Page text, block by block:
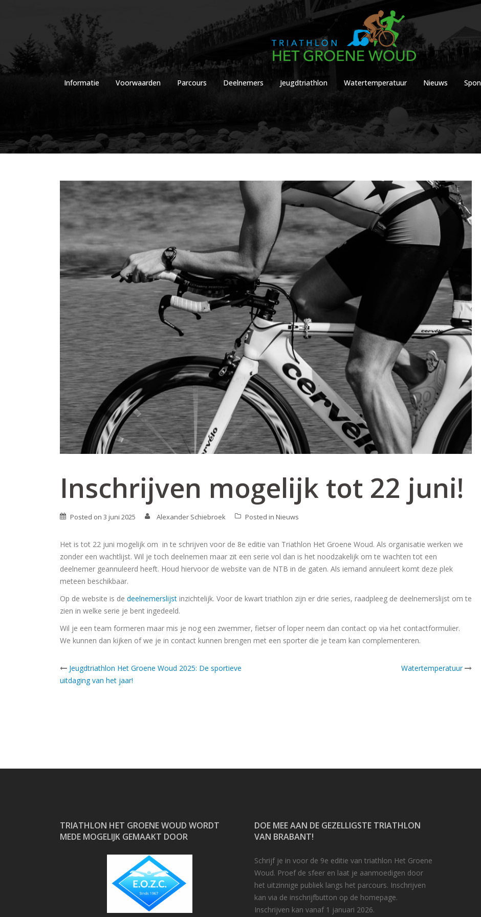
Informatie Voorwaarden Parcours Deelnemers Jeugdtriathlon Watertemperatuur Nieuws
Inschrijven mogelijk tot 22 juni!
Posted on 3 juni 2025 Alexander Schiebroek Posted in Nieuws
Het is tot 22 juni mogelijk om in te schrijven voor de 8e editie van Triathlon Het Groene Woud. Als organisatie werken we
zonder een wachtlijst. Wil je toch deelnemen maar zit een serie vol dan is het noodzakelijk om te wachten tot een
deelnemer geannuleerd heeft. Houd hiervoor de website van de NTB in de gaten. Als iemand annuleert komt deze plek
meteen beschikbaar.
Op de website is de deelnemerslijst inzichtelijk. Voor de kwart triathlon zijn er drie series, raadpleeg de deelnemerslijst om te
zien in welke serie je bent ingedeeld.
Wil je een team formeren maar mis je nog een zwemmer, fietser of loper neem dan contact op via het contactformulier.
We kunnen dan kijken of we je in contact kunnen brengen met een sporter die je team kan complementeren.
Post
Jeugdtriathlon Het Groene Woud 2025: De sportieve
uitdaging van het jaar!
Watertemperatuur
TRIATHLON HET GROENE WOUD WORDT
MEDE MOGELIJK GEMAAKT DOOR
DOE MEE AAN DE GEZELLIGSTE TRIATHLON
VAN BRABANT!
Schrijf je in voor de 9e editie van triathlon Het Groene
Woud. Proef de sfeer en laat je aanmoedigen door
het uitzinnige publiek langs het parcours. Inschrijven
kan via de inschrijfbutton op de homepage.
Inschrijven kan vanaf 1 januari 2026.